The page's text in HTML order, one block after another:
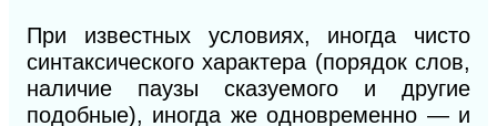
При известных условиях, иногда чисто
синтаксического характера (порядок слов,
наличие паузы сказуемого и другие
подобные), иногда же одновременно — и